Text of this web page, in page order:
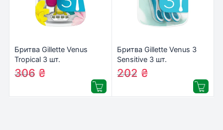
Бритва Gillette Venus
Tropical 3 шт.
(7702018426263)
319₴
306 ₴
Бритва Gillette Venus 3
Sensitive 3 шт.
(7702018487028)
213₴
202 ₴